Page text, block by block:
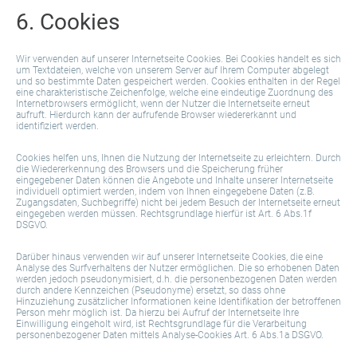
6. Cookies
Wir verwenden auf unserer Internetseite Cookies. Bei Cookies handelt es sich
um Textdateien, welche von unserem Server auf Ihrem Computer abgelegt
und so bestimmte Daten gespeichert werden. Cookies enthalten in der Regel
eine charakteristische Zeichenfolge, welche eine eindeutige Zuordnung des
Internetbrowsers ermöglicht, wenn der Nutzer die Internetseite erneut
aufruft. Hierdurch kann der aufrufende Browser wiedererkannt und
identifiziert werden.
Cookies helfen uns, Ihnen die Nutzung der Internetseite zu erleichtern. Durch
die Wiedererkennung des Browsers und die Speicherung früher
eingegebener Daten können die Angebote und Inhalte unserer Internetseite
individuell optimiert werden, indem von Ihnen eingegebene Daten (z.B.
Zugangsdaten, Suchbegriffe) nicht bei jedem Besuch der Internetseite erneut
eingegeben werden müssen. Rechtsgrundlage hierfür ist Art. 6 Abs.1f
DSGVO.
Darüber hinaus verwenden wir auf unserer Internetseite Cookies, die eine
Analyse des Surfverhaltens der Nutzer ermöglichen. Die so erhobenen Daten
werden jedoch pseudonymisiert, d.h. die personenbezogenen Daten werden
durch andere Kennzeichen (Pseudonyme) ersetzt, so dass ohne
Hinzuziehung zusätzlicher Informationen keine Identifikation der betroffenen
Person mehr möglich ist. Da hierzu bei Aufruf der Internetseite Ihre
Einwilligung eingeholt wird, ist Rechtsgrundlage für die Verarbeitung
personenbezogener Daten mittels Analyse-Cookies Art. 6 Abs.1a DSGVO.